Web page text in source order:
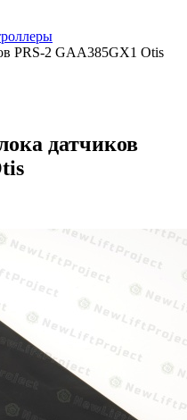
PRS-2 GAA385GX1 Otis
датчиков